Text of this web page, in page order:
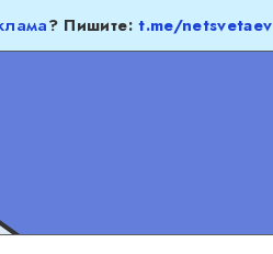
? Пишите:t.me/netsvetaev